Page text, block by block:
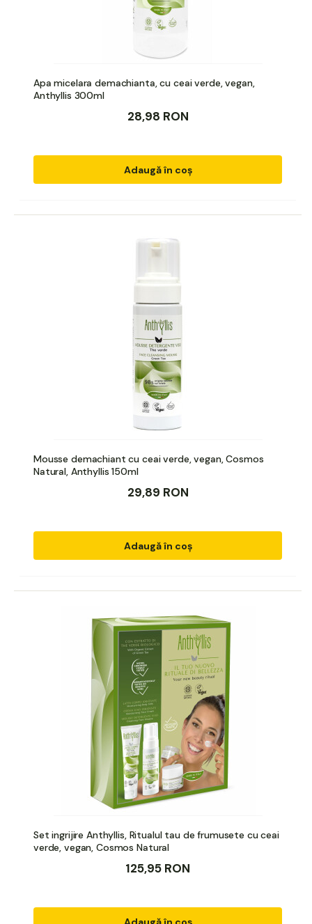
Apa micelara demachianta, cu ceai verde, vegan,
Anthyllis 300ml
28,98 RON
Adaugă în coș
Mousse demachiant cu ceai verde, vegan, Cosmos
Natural, Anthyllis 150ml
29,89 RON
Adaugă în coș
Set ingrijire Anthyllis, Ritualul tau de frumusete cu ceai
verde, vegan, Cosmos Natural
125,95 RON